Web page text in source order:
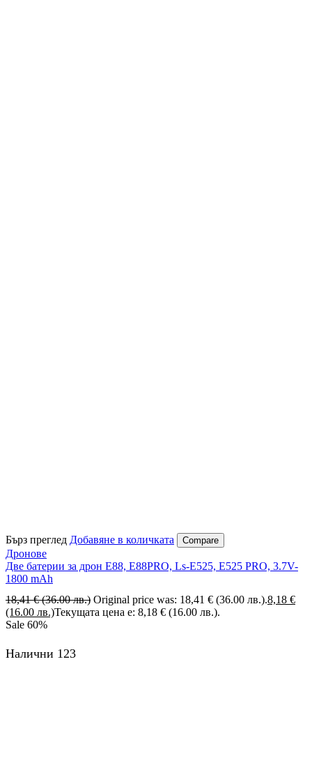
Бърз преглед Добавяне в количката Compare
Дронове
Две батерии за дрон E88, E88PRO, Ls-E525, E525 PRO, 3.7V-
1800 mAh
18,41€ (36.00 лв.) Original price was: 18,41 € (36.00 лв.).8,18 €
(16.00 лв.)Текущата цена е: 8,18 € (16.00 лв.).
Sale 60%
Налични 123